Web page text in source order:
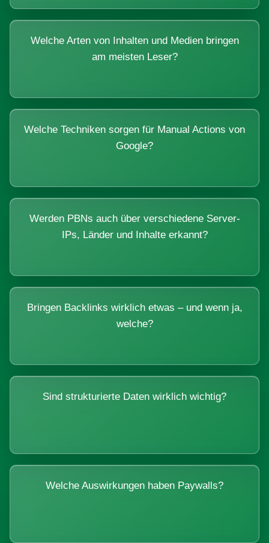
Welche Arten von Inhalten und Medien bringen
am meisten Leser?
Welche Techniken sorgen für Manual Actions von
Google?
Werden PBNs auch über verschiedene Server-
IPs, Länder und Inhalte erkannt?
Bringen Backlinks wirklich etwas – und wenn ja,
welche?
Sind strukturierte Daten wirklich wichtig?
Welche Auswirkungen haben Paywalls?